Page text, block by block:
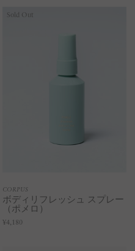
Sold Out
CORPUS
ボディリフレッシュ スプレー
（ポメロ）
¥4,180